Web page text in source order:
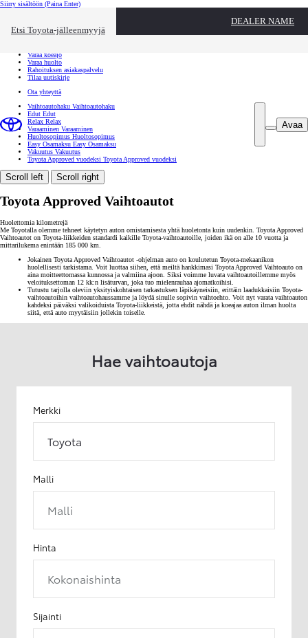
Siirry sisältöön (Paina Enter)
Etsi Toyota-jälleenmyyjä
DEALER NAME
Toyota palvelee Sulje
Varaa koeajo
Varaa huolto
Rahoituksen asiakaspalvelu
Tilaa uutiskirje
Ota yhteyttä
Avaa
Vaihtoautohaku Vaihtoautohaku
Edut Edut
Relax Relax
Varaaminen Varaaminen
Huoltosopimus Huoltosopimus
Easy Osamaksu Easy Osamaksu
Vakuutus Vakuutus
Toyota Approved vuodeksi Toyota Approved vuodeksi
Scroll left Scroll right
Toyota Approved Vaihtoautot
Huolettomia kilometrejä
Me Toyotalla olemme tehneet käytetyn auton omistamisesta yhtä huoletonta kuin uudenkin. Toyota Approved
Vaihtoautot on Toyota-liikkeiden standardi kaikille Toyota-vaihtoautoille, joiden ikä on alle 10 vuotta ja
mittarilukema enintään 185 000 km.
Jokainen Toyota Approved Vaihtoautot -ohjelman auto on koulutetun Toyota-mekaanikon
huolellisesti tarkistama. Voit luottaa siihen, että meiltä hankkimasi Toyota Approved Vaihtoauto on
aina moitteettomassa kunnossa ja valmiina ajoon. Siksi voimme luvata vaihtoautoillemme myös
veloituksettoman 12 kk:n lisäturvan, joka tuo mielenrauhaa ajomatkoihisi.
Tutustu tarjolla oleviin yksityiskohtaisen tarkastuksen läpikäyneisiin, erittäin laadukkaisiin Toyota-
vaihtoautoihin vaihtoautohaussamme ja löydä sinulle sopivin vaihtoehto. Voit nyt varata vaihtoauton
kahdeksi päiväksi valikoiduista Toyota-liikkeistä, jotta ehdit nähdä ja koeajaa auton ilman huolta
siitä, että auto myytäisiin jollekin toiselle.
Hae vaihtoautoja
Merkki
Toyota
Malli
Malli
Hinta
Kokonaishinta
Sijainti